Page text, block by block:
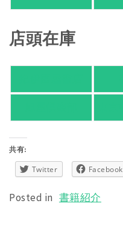
店頭在庫
共有:
Twitter Facebook
Posted in 書籍紹介